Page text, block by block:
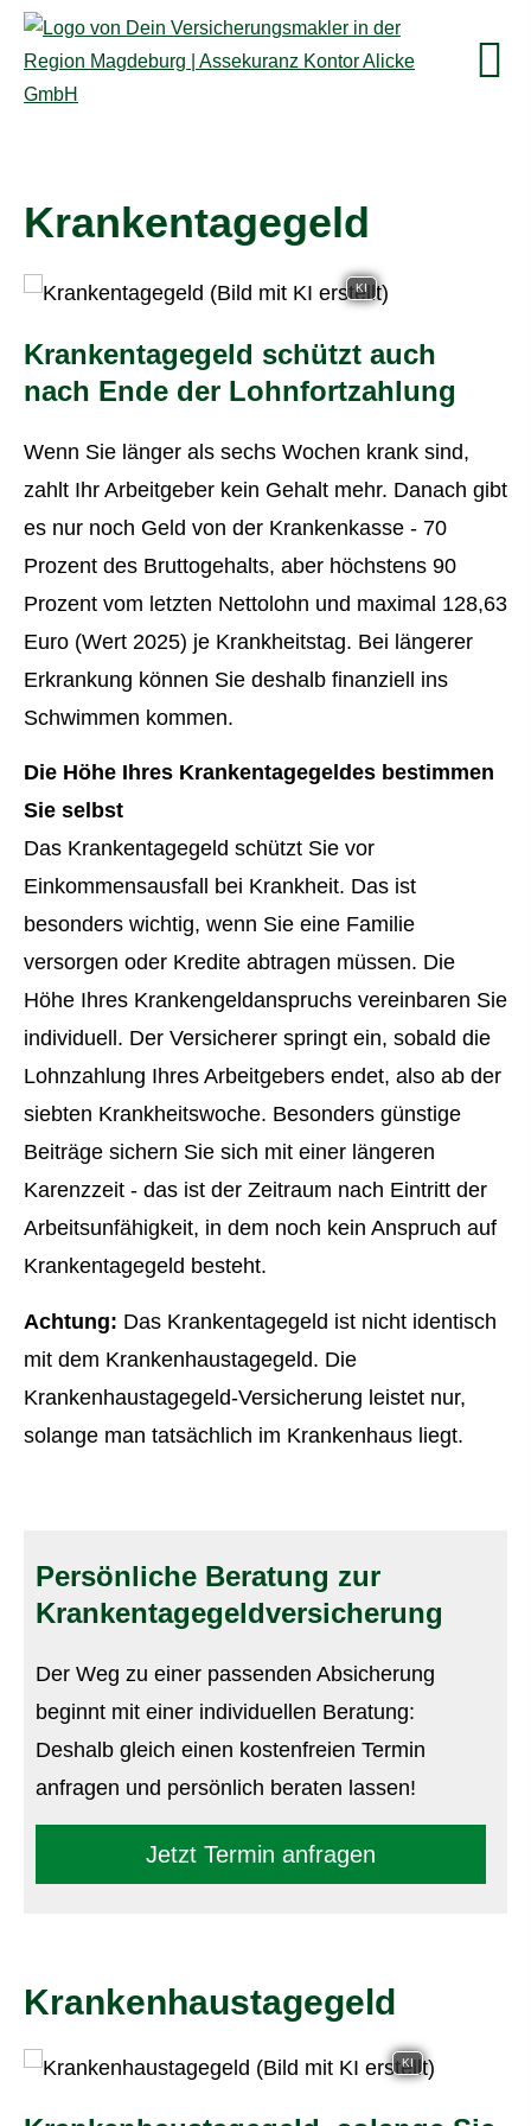
Krankentagegeld
KI
Krankentagegeld schützt auch
nach Ende der Lohnfortzahlung
Wenn Sie länger als sechs Wochen krank sind,
zahlt Ihr Arbeitgeber kein Gehalt mehr. Danach gibt
es nur noch Geld von der Krankenkasse - 70
Prozent des Bruttogehalts, aber höchstens 90
Prozent vom letzten Nettolohn und maximal 128,63
Euro (Wert 2025) je Krankheitstag. Bei längerer
Erkrankung können Sie deshalb finanziell ins
Schwimmen kommen.
Die Höhe Ihres Krankentagegeldes bestimmen
Sie selbst
Das Krankentagegeld schützt Sie vor
Einkommensausfall bei Krankheit. Das ist
besonders wichtig, wenn Sie eine Familie
versorgen oder Kredite abtragen müssen. Die
Höhe Ihres Krankengeldanspruchs vereinbaren Sie
individuell. Der Versicherer springt ein, sobald die
Lohnzahlung Ihres Arbeitgebers endet, also ab der
siebten Krankheitswoche. Besonders günstige
Beiträge sichern Sie sich mit einer längeren
Karenzzeit - das ist der Zeitraum nach Eintritt der
Arbeitsunfähigkeit, in dem noch kein Anspruch auf
Krankentagegeld besteht.
Achtung: Das Krankentagegeld ist nicht identisch
mit dem Krankenhaustagegeld. Die
Krankenhaustagegeld-Versicherung leistet nur,
solange man tatsächlich im Krankenhaus liegt.
Persönliche Beratung zur
Krankentagegeldversicherung
Der Weg zu einer passenden Absicherung
beginnt mit einer individuellen Beratung:
Deshalb gleich einen kostenfreien Termin
anfragen und persönlich beraten lassen!
Jetzt Termin anfragen
Krankenhaustagegeld
KI